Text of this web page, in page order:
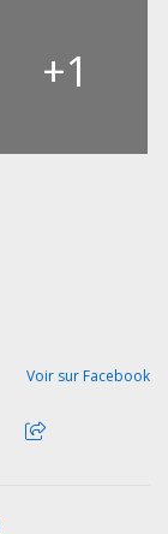
+1
Voir sur Facebook